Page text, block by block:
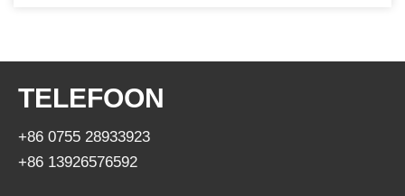
TELEFOON
+86 0755 28933923
+86 13926576592